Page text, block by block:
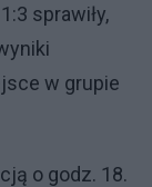
sprawiły,
w grupie
o godz. 18.